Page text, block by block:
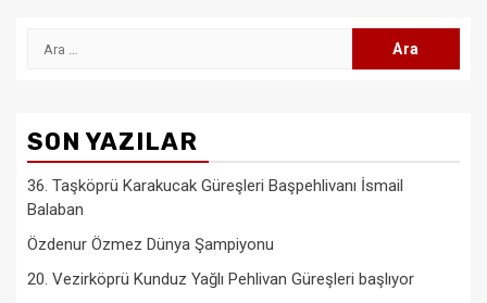
Arama:
SON YAZILAR
36. Taşköprü Karakucak Güreşleri Başpehlivanı İsmail
Balaban
Özdenur Özmez Dünya Şampiyonu
20. Vezirköprü Kunduz Yağlı Pehlivan Güreşleri başlıyor